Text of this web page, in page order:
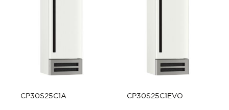
CP30S25C1A CP30S25C1EVO